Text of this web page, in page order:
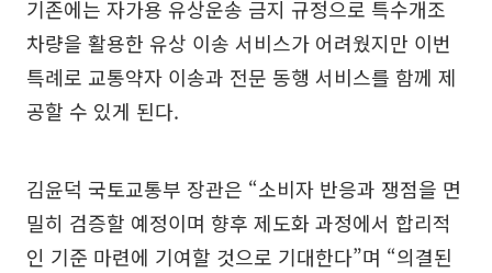
기존에는 자가용 유상운송 금지 규정으로 특수개조
차량을 활용한 유상 이송 서비스가 어려웠지만 이번
특례로 교통약자 이송과 전문 동행 서비스를 함께 제
공할 수 있게 된다.
김윤덕 국토교통부 장관은 “소비자 반응과 쟁점을 면
밀히 검증할 예정이며 향후 제도화 과정에서 합리적
인 기준 마련에 기여할 것으로 기대한다”며 “의결된